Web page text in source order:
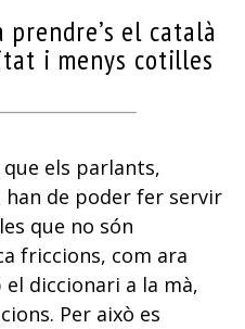
prendre’s el català
i menys cotilles
els parlants,
de poder fer servir
que no són
friccions, com ara
diccionari a la mà,
Per això es